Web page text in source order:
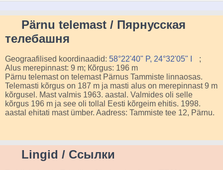
Pärnu telemast / Пярнусская
телебашня
Geograafilised koordinaadid: 58°22'40" P, 24°32'05" I
;
Alus merepinnast: 9 m; Кõrgus: 196 m
Pärnu telemast on telemast Pärnus Tammiste linnaosas.
Telemasti kõrgus on 187 m ja masti alus on merepinnast 9 m
kõrgusel. Mast valmis 1963. aastal. Valmides oli selle
kõrgus 196 m ja see oli tollal Eesti kõrgeim ehitis. 1998.
aastal ehitati mast ümber. Aadress: Tammiste tee 12, Pärnu.
Lingid / Ссылки